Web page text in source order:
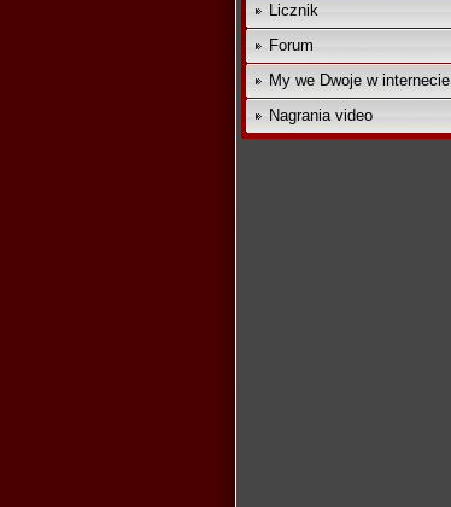
Licznik
Forum
My we Dwoje w internecie
Nagrania video